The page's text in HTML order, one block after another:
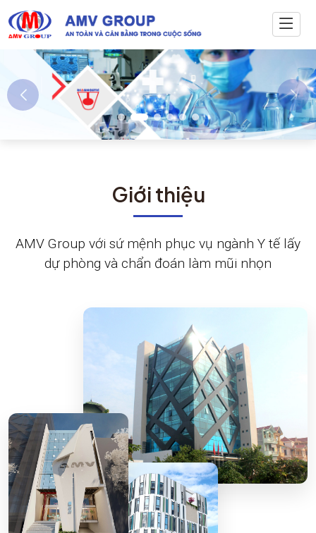
Giới thiệu
AMV Group với sứ mệnh phục vụ ngành Y tế lấy
dự phòng và chẩn đoán làm mũi nhọn